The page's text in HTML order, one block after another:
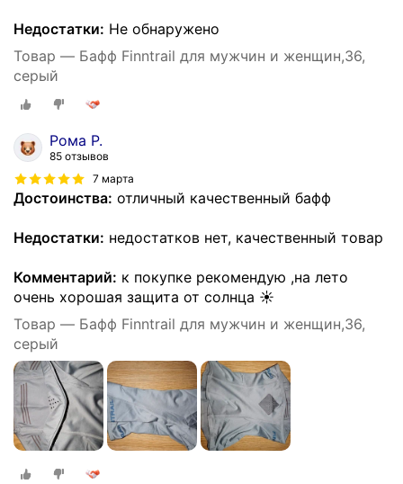
Недостатки: Не обнаружено
Товар — Бафф Finntrail для мужчин и женщин,36,
серый
Рома Р.
85 отзывов
7 марта
Достоинства: отличный качественный бафф
Недостатки: недостатков нет, качественный товар
Комментарий: к покупке рекомендую ,на лето
очень хорошая защита от солнца ☀️
Товар — Бафф Finntrail для мужчин и женщин,36,
серый